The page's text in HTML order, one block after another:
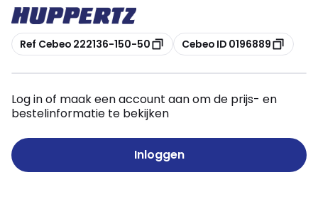
Kopiëren
Ref Cebeo 222136-150-50 Kopiëren
Cebeo ID 0196889
Log in of maak een account aan om de prijs- en
bestelinformatie te bekijken
Inloggen